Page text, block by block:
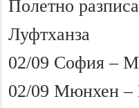
Полетно
Луфтханза
02/09 София –
02/09 Мюнхен –